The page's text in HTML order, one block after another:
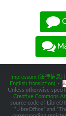
Impressum (法律信息)|
English translation) -
Unless otherwise
Creative Commons
source code of
“LibreOffice” and